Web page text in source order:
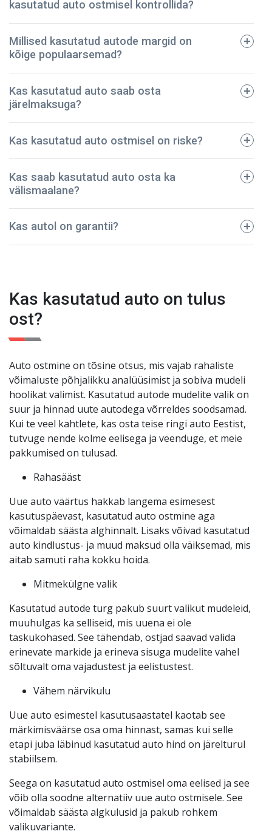
kasutatud auto ostmisel kontrollida?
tehniline pass;
registreerimistalong;
kindlustuspoliis;
sõidukimaksu korrektset tasumist kinnitavad
dokumendid.
Millised kasutatud autode margid on
kõige populaarsemad?
BMW
Audi
Mazda
Volkswagen
Kas kasutatud auto saab osta
järelmaksuga?
Kas kasutatud auto ostmisel on riske?
Meie ettevõte on pidanud vastu – oleme müünud
korras. Seega võite olla kindel, et teie auto on
turvaline ja kestab kaua.
Kas saab kasutatud auto osta ka
välismaalane?
Kas autol on garantii?
esikohal!
Kas kasutatud auto on tulus
ost?
Auto ostmine on tõsine otsus, mis vajab rahaliste
võimaluste põhjalikku analüüsimist ja sobiva mudeli
hoolikat valimist. Kasutatud autode mudelite valik on
suur ja hinnad uute autodega võrreldes soodsamad.
Kui te veel kahtlete, kas osta teise ringi auto Eestist,
tutvuge nende kolme eelisega ja veenduge, et meie
pakkumised on tulusad.
Rahasääst
Uue auto väärtus hakkab langema esimesest
kasutuspäevast, kasutatud auto ostmine aga
võimaldab säästa alghinnalt. Lisaks võivad kasutatud
auto kindlustus- ja muud maksud olla väiksemad, mis
aitab samuti raha kokku hoida.
Mitmekülgne valik
Kasutatud autode turg pakub suurt valikut mudeleid,
muuhulgas ka selliseid, mis uuena ei ole
taskukohased. See tähendab, ostjad saavad valida
erinevate markide ja erineva sisuga mudelite vahel
sõltuvalt oma vajadustest ja eelistustest.
Vähem närvikulu
Uue auto esimestel kasutusaastatel kaotab see
märkimisväärse osa oma hinnast, samas kui selle
etapi juba läbinud kasutatud auto hind on järelturul
stabiilsem.
Seega on kasutatud auto ostmisel oma eelised ja see
võib olla soodne alternatiiv uue auto ostmisele. See
võimaldab säästa algkulusid ja pakub rohkem
valikuvariante.